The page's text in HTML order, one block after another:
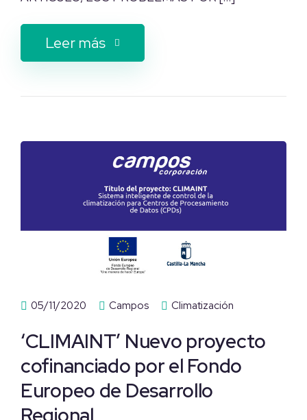
Leer más
05/11/2020 Campos Climatización
‘CLIMAINT’ Nuevo proyecto
cofinanciado por el Fondo
Europeo de Desarrollo